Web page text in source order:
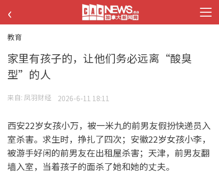
‹
教育
家里有孩子的，让他们务必远离“酸臭
型”的人
来自: 凤羽财经 2026-6-11 18:11
西安22岁女孩小万，被一米九的前男友假扮快递员入
室杀害。求生时，挣扎了四次；安徽22岁女孩小李，
被游手好闲的前男友在出租屋杀害；天津，前男友翻
墙入室，当着孩子的面杀了她和她的丈夫。